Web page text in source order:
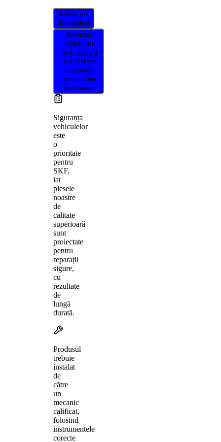
Găsiți un
distribuitor
Selectați
vehiculul
dvs. pentru
a confirma
că acest
produs se
potrivește
Siguranța
vehiculelor
este
o
prioritate
pentru
SKF,
iar
piesele
noastre
de
calitate
superioară
sunt
proiectate
pentru
reparații
sigure,
cu
rezultate
de
lungă
durată.
Produsul
trebuie
instalat
de
către
un
mecanic
calificat,
folosind
instrumentele
corecte